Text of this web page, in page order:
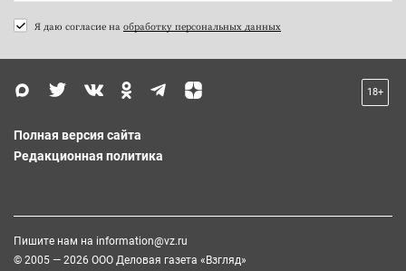
Я даю согласие на обработку персональных данных
18+
Полная версия сайта
Редакционная политика
Пишите нам на information@vz.ru
© 2005 — 2026 ООО Деловая газета «Взгляд»